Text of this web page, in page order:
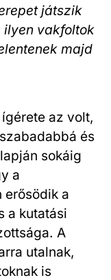
játszik
vakfoltok
majd
az volt,
és
sokáig
a
erősödik a
a kutatási
A
utalnak,
is